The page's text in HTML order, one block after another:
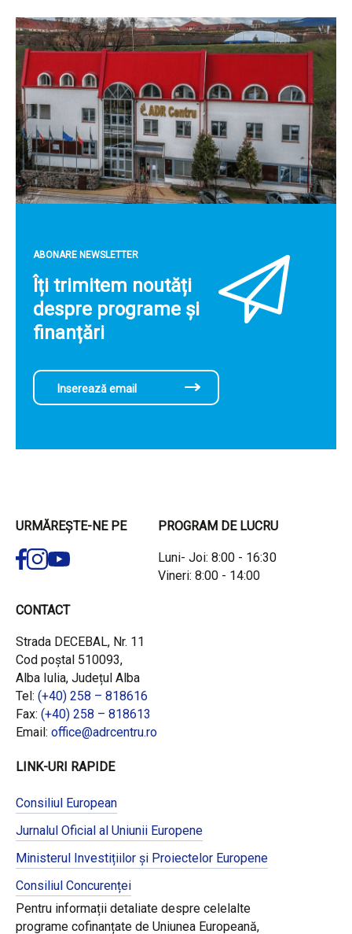
ABONARE NEWSLETTER
Îți trimitem noutăți
despre programe și
finanțări
URMĂREȘTE-NE PE PROGRAM DE LUCRU
Luni- Joi: 8:00 - 16:30
Vineri: 8:00 - 14:00
CONTACT
Strada DECEBAL, Nr. 11
Cod poștal 510093,
Alba Iulia, Județul Alba
Tel: (+40) 258 – 818616
Fax: (+40) 258 – 818613
Email: office@adrcentru.ro
LINK-URI RAPIDE
Consiliul European
Jurnalul Oficial al Uniunii Europene
Ministerul Investițiilor și Proiectelor Europene
Consiliul Concurenței
Pentru informații detaliate despre celelalte
programe cofinanțate de Uniunea Europeană,